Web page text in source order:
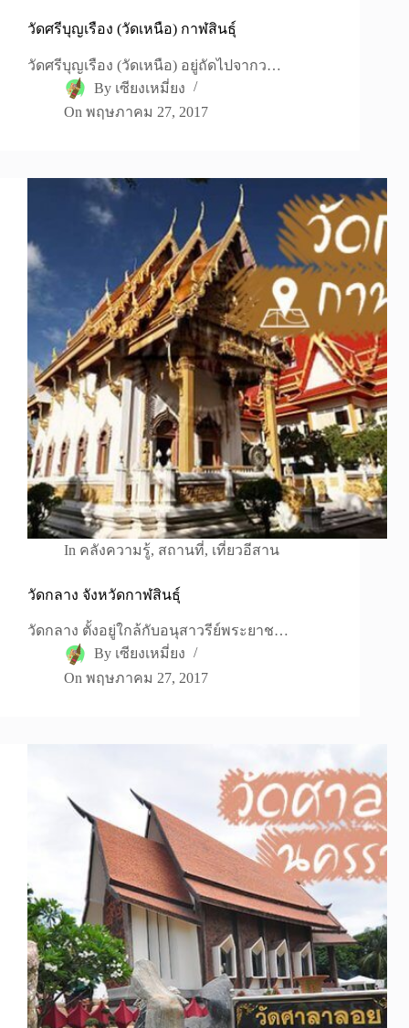
วัดศรีบุญเรือง (วัดเหนือ) กาฬสินธุ์
วัดศรีบุญเรือง (วัดเหนือ) อยู่ถัดไปจากว…
By เซียงเหมี่ยง
On พฤษภาคม 27, 2017
In คลังความรู้, สถานที่, เที่ยวอีสาน
วัดกลาง จังหวัดกาฬสินธุ์
วัดกลาง ตั้งอยู่ใกล้กับอนุสาวรีย์พระยาช…
By เซียงเหมี่ยง
On พฤษภาคม 27, 2017